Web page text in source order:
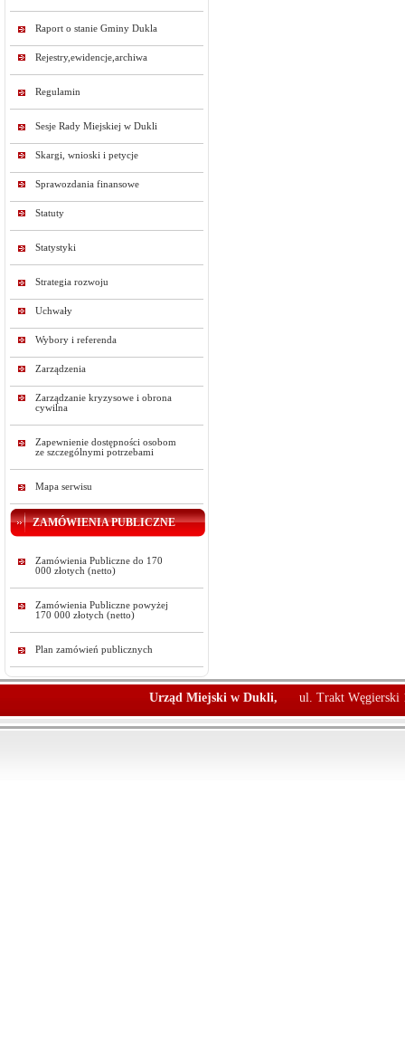
Raport o stanie Gminy Dukla
Rejestry,ewidencje,archiwa
Regulamin
Sesje Rady Miejskiej w Dukli
Skargi, wnioski i petycje
Sprawozdania finansowe
Statuty
Statystyki
Strategia rozwoju
Uchwały
Wybory i referenda
Zarządzenia
Zarządzanie kryzysowe i obrona
cywilna
Zapewnienie dostępności osobom
ze szczególnymi potrzebami
Mapa serwisu
ZAMÓWIENIA PUBLICZNE
Zamówienia Publiczne do 170
000 złotych (netto)
Zamówienia Publiczne powyżej
170 000 złotych (netto)
Plan zamówień publicznych
Urząd Miejski w Dukli, ul. Trakt Węgierski